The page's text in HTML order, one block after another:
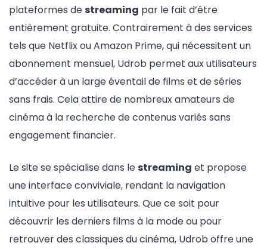
plateformes de streaming par le fait d’être
entièrement gratuite. Contrairement à des services
tels que Netflix ou Amazon Prime, qui nécessitent un
abonnement mensuel, Udrob permet aux utilisateurs
d’accéder à un large éventail de films et de séries
sans frais. Cela attire de nombreux amateurs de
cinéma à la recherche de contenus variés sans
engagement financier.
Le site se spécialise dans le streaming et propose
une interface conviviale, rendant la navigation
intuitive pour les utilisateurs. Que ce soit pour
découvrir les derniers films à la mode ou pour
retrouver des classiques du cinéma, Udrob offre une